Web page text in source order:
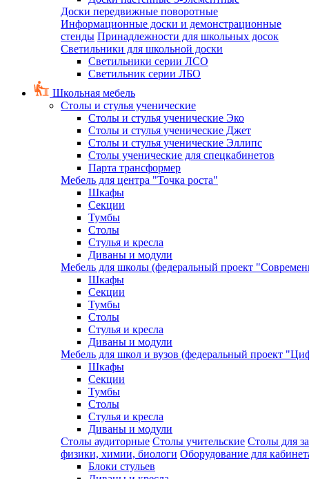
Доски передвижные поворотные
Информационные доски и демонстрационные
стенды Принадлежности для школьных досок
Светильники для школьной доски
Светильники серии ЛСО
Светильник серии ЛБО
Школьная мебель
Столы и стулья ученические
Столы и стулья ученические Эко
Столы и стулья ученические Джет
Столы и стулья ученические Эллипс
Столы ученические для спецкабинетов
Парта трансформер
Мебель для центра "Точка роста"
Шкафы
Секции
Тумбы
Столы
Стулья и кресла
Диваны и модули
Мебель для школы (федеральный проект
Шкафы
Секции
Тумбы
Столы
Стулья и кресла
Диваны и модули
Мебель для школ и вузов (федеральный проект
Шкафы
Секции
Тумбы
Столы
Стулья и кресла
Диваны и модули
Столы аудиторные Столы учительские Столы для
физики, химии, биологи Оборудование для
Блоки стульев